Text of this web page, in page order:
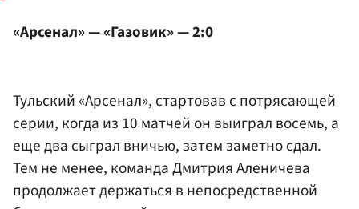
«Арсенал» — «Газовик» — 2:0
Тульский «Арсенал», стартовав с потрясающей
серии, когда из 10 матчей он выиграл восемь, а
еще два сыграл вничью, затем заметно сдал.
Тем не менее, команда Дмитрия Аленичева
продолжает держаться в непосредственной